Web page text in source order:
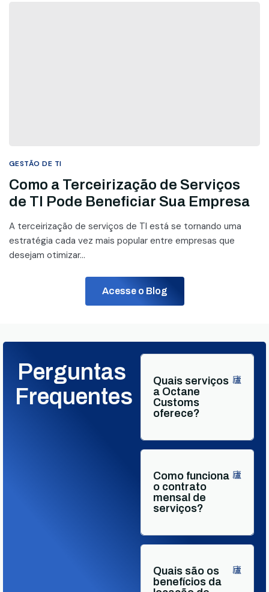
GESTÃO DE TI
Como a Terceirização de Serviços
de TI Pode Beneficiar Sua Empresa
A terceirização de serviços de TI está se tornando uma
estratégia cada vez mais popular entre empresas que
desejam otimizar...
Acesse o Blog
Perguntas
Frequentes
Quais serviços
a Octane
Customs
oferece?
Como funciona
o contrato
mensal de
serviços?
Quais são os
benefícios da